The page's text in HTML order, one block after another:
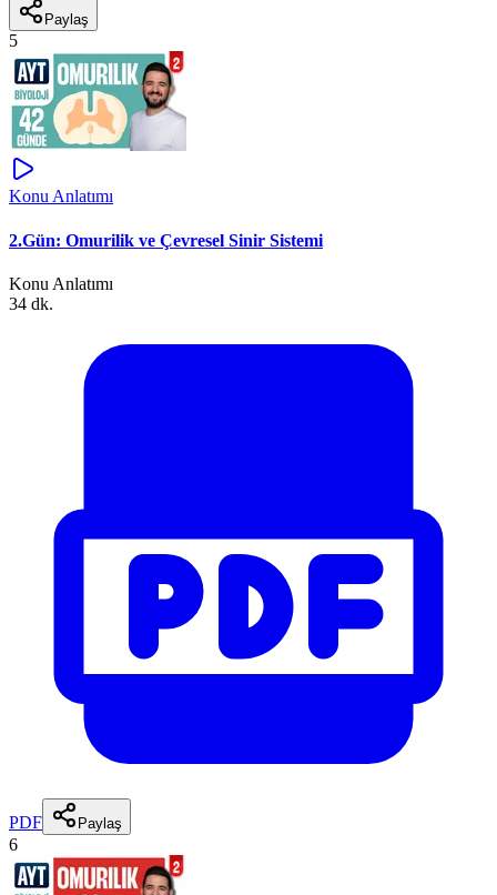
Paylaş
5
Konu Anlatımı
2.Gün: Omurilik ve Çevresel Sinir Sistemi
Konu Anlatımı
34 dk.
PDF Paylaş
6